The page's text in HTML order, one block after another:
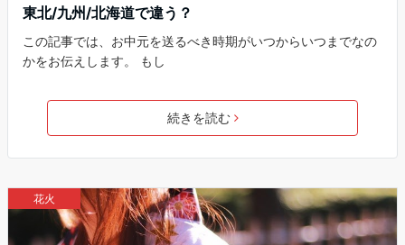
東北/九州/北海道で違う？
この記事では、お中元を送るべき時期がいつからいつまでなの
かをお伝えします。 もし
続きを読む
花火